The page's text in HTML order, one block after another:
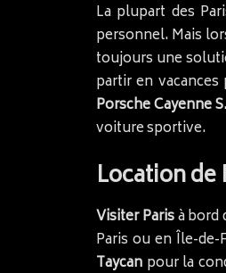
La plupart des
personnel. Mais
toujours une
partir en
Porsche Cayenne S
voiture sportive.
Location
Visiter Parisà bord
Paris ou en Île-
Taycan pour la